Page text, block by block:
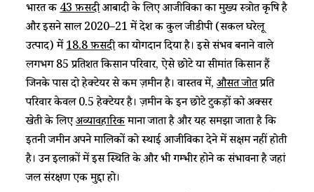
भारत की43 फ़ीसदीआबादी के लिए आजीविका का मुख्य स्त्रोत कृषि है
और इसने साल 2020–21 में देश की कुल जीडीपी (सकल घरेलू
उत्पाद) में18.8 फ़ीसदीका योगदान दिया है। इसे संभव बनाने वाले
लगभग 85 प्रतिशत किसान परिवार, ऐसे छोटे या सीमांत किसान हैं
जिनके पास दो हेक्टेयर से कम ज़मीन है। वास्तव में,औसत जोतप्रति
परिवार केवल 0.5 हेक्टेयर है। ज़मीन के इन छोटे टुकड़ों को अक्सर
खेती के लिएअव्यावहारिकमाना जाता है और यह समझा जाता है कि
इतनी जमीन अपने मालिकों को स्थाई आजीविका देने में सक्षम नहीं होती
है। उन इलाक़ों में इस स्थिति के और भी गम्भीर होने की संभावना है जहां
जल संरक्षण एक मुद्दा हो।